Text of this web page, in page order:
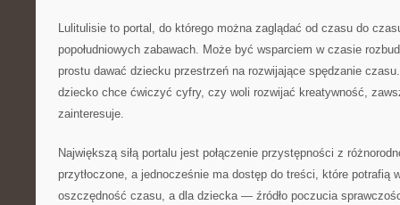
Lulitulisie to portal, do którego można zaglądać od czasu do
popołudniowych zabawach. Może być wsparciem w czasie
prostu dawać dziecku przestrzeń na rozwijające spędzanie
dziecko chce ćwiczyć cyfry, czy woli rozwijać kreatywność,
zainteresuje.
Największą siłą portalu jest połączenie przystępności z
przytłoczone, a jednocześnie ma dostęp do treści, które potrafią
oszczędność czasu, a dla dziecka — źródło poczucia